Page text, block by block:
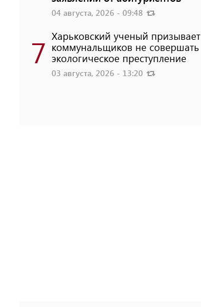
04 августа, 2026 - 09:48
7 Харьковский ученый призывает
коммунальщиков не совершать
экологическое преступление
03 августа, 2026 - 13:20